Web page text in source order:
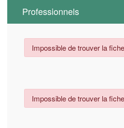
Professionnels
Impossible de trouver la
Impossible de trouver la